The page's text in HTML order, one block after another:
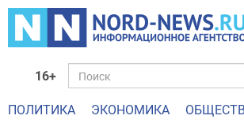
16+
ПОЛИТИКА ЭКОНОМИКА